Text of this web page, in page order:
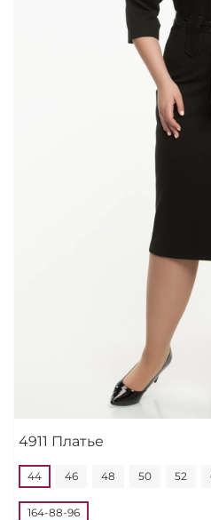
4911 Платье
44 46 48 50 52
164-88-96